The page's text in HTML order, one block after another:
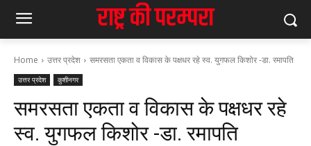
Home उत्तर प्रदेश समरसता एकता व विकास के पक्षधर रहे स्व. युगफल किशोर -डा. रमापति
उत्तर प्रदेश कुशीनगर
समरसता एकता व विकास के पक्षधर रहे
स्व. युगफल किशोर -डा. रमापति